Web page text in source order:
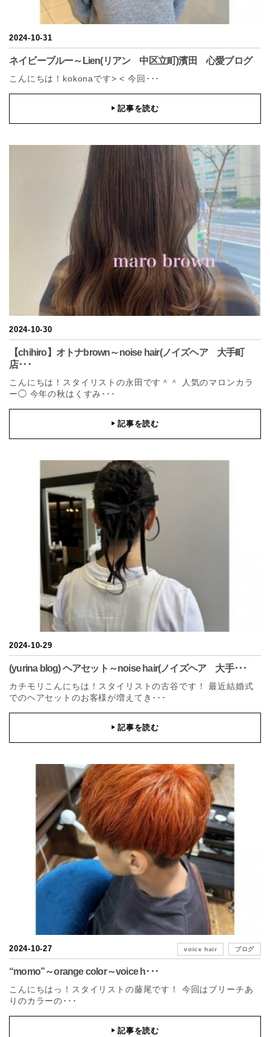
2024-10-31
ネイビーブルー～Lien(リアン 中区立町)濱田 心愛ブログ
こんにちは！kokonaです> < 今回･･･
▶記事を読む
2024-10-30
【chihiro】オトナbrown～noise hair(ノイズヘア 大手町
店･･･
こんにちは！スタイリストの永田です＾＾ 人気のマロンカラ
ー◯ 今年の秋はくすみ･･･
▶記事を読む
2024-10-29
(yurina blog) ヘアセット～noise hair(ノイズヘア 大手･･･
カチモリこんにちは！スタイリストの古谷です！ 最近結婚式
でのヘアセットのお客様が増えてき･･･
▶記事を読む
2024-10-27 voice hair ブログ
“momo”～orange color～voice h･･･
こんにちはっ！スタイリストの藤尾です！ 今回はブリーチあ
りのカラーの･･･
▶記事を読む